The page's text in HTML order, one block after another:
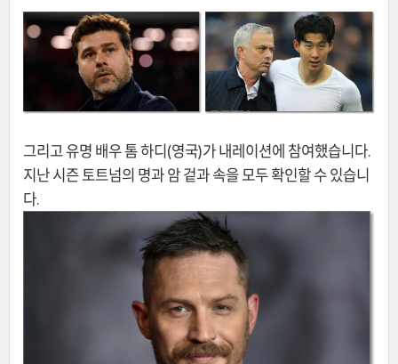
그리고 유명 배우 톰 하디(영국)가 내레이션에 참여했습니다.
지난 시즌 토트넘의 명과 암 겉과 속을 모두 확인할 수 있습니
다.